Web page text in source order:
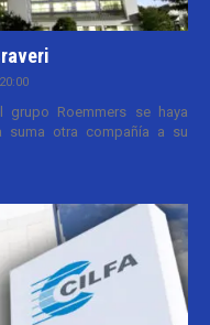
Roemmers se haya
suma otra compañía a su